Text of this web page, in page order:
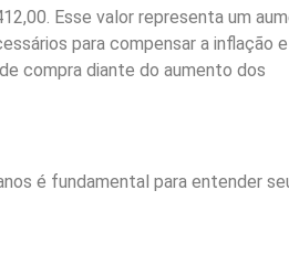
Esse valor representa um
para compensar a inflação e
compra diante do aumento dos
é fundamental para entender